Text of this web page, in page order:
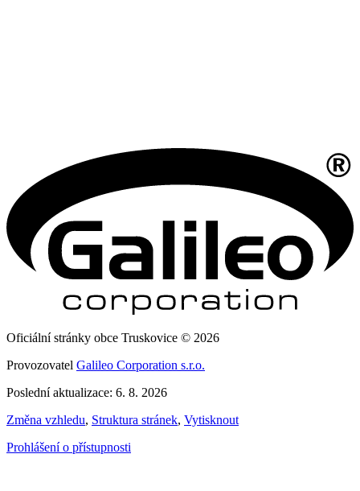
Oficiální stránky obce Truskovice © 2026
Provozovatel Galileo Corporation s.r.o.
Poslední aktualizace: 6. 8. 2026
Změna vzhledu, Struktura stránek, Vytisknout
Prohlášení o přístupnosti